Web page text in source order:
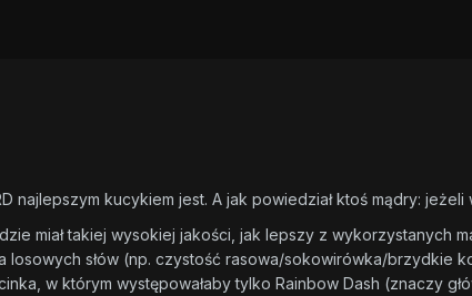
najlepszym kucykiem jest. A jak powiedział ktoś mądry: jeżeli
miał takiej wysokiej jakości, jak lepszy z wykorzystanych
słów (np. czystość rasowa/sokowirówka/brzydkie
w którym występowałaby tylko Rainbow Dash (znaczy